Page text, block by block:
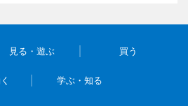
見る・遊ぶ 買う
学ぶ・知る